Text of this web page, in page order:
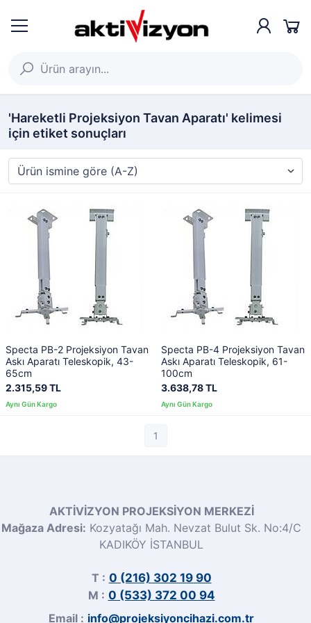
'Hareketli Projeksiyon Tavan Aparatı' kelimesi
için etiket sonuçları
Specta PB-2 Projeksiyon Tavan
Askı Aparatı Teleskopik, 43-
65cm
2.315,59 TL
Specta PB-4 Projeksiyon Tavan
Askı Aparatı Teleskopik, 61-
100cm
3.638,78 TL
1
AKTİVİZYON PROJEKSİYON MERKEZİ
Mağaza Adresi: Kozyatağı Mah. Nevzat Bulut Sk. No:4/C
KADIKÖY İSTANBUL
T : 0 (216) 302 19 90
M : 0 (533) 372 00 94
Email : info@projeksiyoncihazi.com.tr